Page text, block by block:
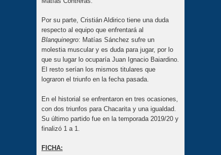
Por su parte, Cristián Aldirico tiene una duda
respecto al equipo que enfrentará al
Blanquinegro: Matías Sánchez sufre un
molestia muscular y es duda para jugar, por lo
que su lugar lo ocuparía Juan Ignacio Baiardino.
El resto serían los mismos titulares que
lograron el triunfo en la fecha pasada.
En el historial se enfrentaron en tres ocasiones,
con dos triunfos para Chacarita y una igualdad.
Su último partido fue en la temporada 2019/20 y
finalizó 1 a 1.
FICHA: